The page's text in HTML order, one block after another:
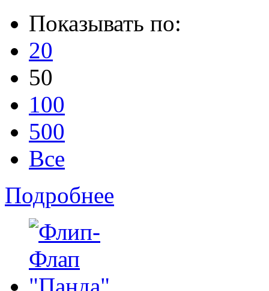
Показывать по:
20
50
100
500
Все
Подробнее